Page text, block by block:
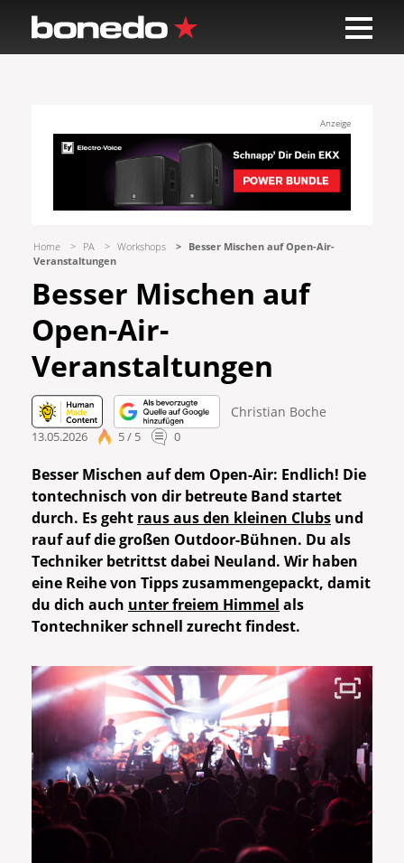
Anzeige
Home PA Workshops
Besser Mischen auf Open-Air-
Veranstaltungen
Besser Mischen auf
Open-Air-
Veranstaltungen
Christian Boche
13.05.2026 5 / 5 0
Besser Mischen auf dem Open-Air: Endlich! Die
tontechnisch von dir betreute Band startet
durch. Es geht raus aus den kleinen Clubs und
rauf auf die großen Outdoor-Bühnen. Du als
Techniker betrittst dabei Neuland. Wir haben
eine Reihe von Tipps zusammengepackt, damit
du dich auch unter freiem Himmel als
Tontechniker schnell zurecht findest.